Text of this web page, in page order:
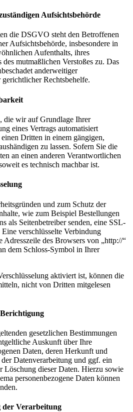
Aufsichts­behörde
die DSGVO steht den Betroffenen
Aufsichtsbehörde, insbesondere in
Aufenthalts, ihres
mutmaßlichen Verstoßes zu. Das
anderweitiger
Rechtsbehelfe.
die wir auf Grundlage Ihrer
eines Vertrags automatisiert
Dritten in einem gängigen,
zu lassen. Sofern Sie die
an einen anderen Verantwortlichen
es technisch machbar ist.
und zum Schutz der
wie zum Beispiel Bestellungen
als Seitenbetreiber senden, eine SSL-
verschlüsselte Verbindung
Adresszeile des Browsers von „http://“
dem Schloss-Symbol in Ihrer
aktiviert ist, können die
nicht von Dritten mitgelesen
gesetzlichen Bestimmungen
Auskunft über Ihre
Daten, deren Herkunft und
Datenverarbeitung und ggf. ein
Löschung dieser Daten. Hierzu sowie
personenbezogene Daten können
der Verarbeitung